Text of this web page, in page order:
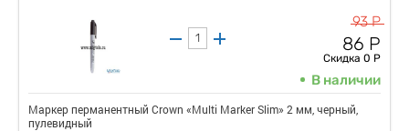
93 Р
86 Р
Скидка 0 Р
В наличии
Маркер перманентный Crown «Multi Marker Slim» 2 мм, черный,
пулевидный